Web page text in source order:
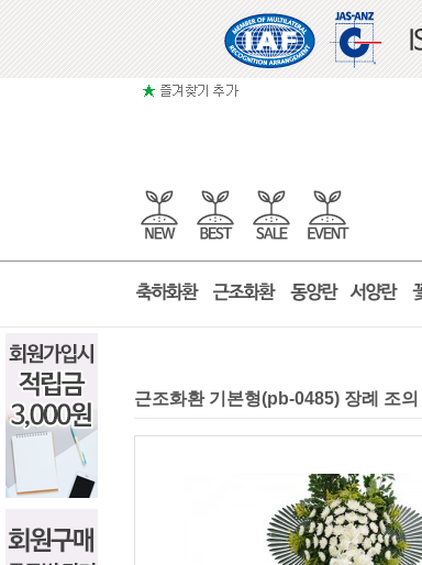
근조화환 기본형(pb-0485) 장례 조